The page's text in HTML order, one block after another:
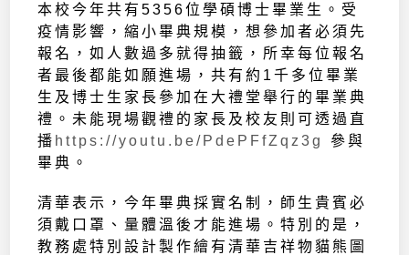
本校今年共有5356位學碩博士畢業生。受
疫情影響，縮小畢典規模，想參加者必須先
報名，如人數過多就得抽籤，所幸每位報名
者最後都能如願進場，共有約1千多位畢業
生及博士生家長參加在大禮堂舉行的畢業典
禮。未能現場觀禮的家長及校友則可透過直
播 https://youtu.be/PdePFfZqz3g
參與
畢典。
清華表示，今年畢典採實名制，師生貴賓必
須戴口罩、量體溫後才能進場。特別的是，
教務處特別設計製作繪有清華吉祥物貓熊圖